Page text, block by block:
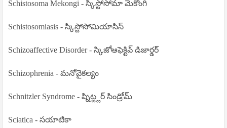
Schistosoma Mekongi - స్కిస్టోసోమా మెకోంగి
Schistosomiasis - స్కిస్టోసోమియాసిస్
Schizoaffective Disorder - స్కిజోఆఫెక్టివ్ డిజార్డర్
Schizophrenia - మనోవైకల్యం
Schnitzler Syndrome - ష్నిట్జ్లర్ సిండ్రోమ్
Sciatica - సయాటికా